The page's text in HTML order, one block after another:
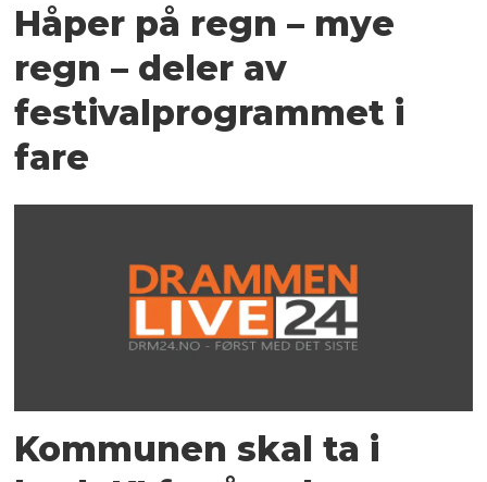
Håper på regn – mye
regn – deler av
festivalprogrammet i
fare
Kommunen skal ta i